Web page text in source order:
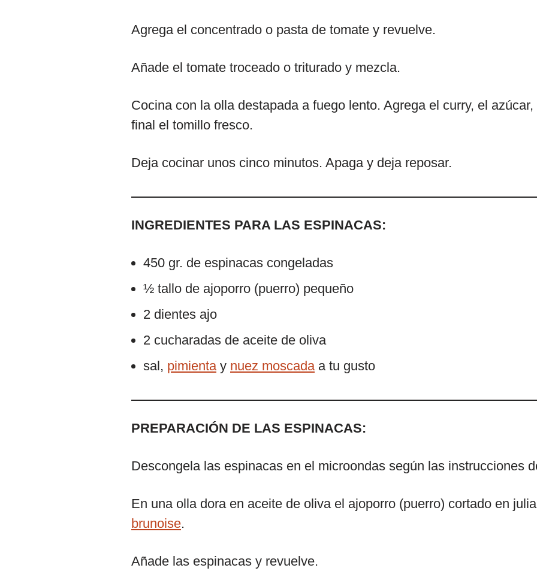
Agrega el concentrado o pasta de tomate y revuelve.
Añade el tomate troceado o triturado y mezcla.
Cocina con la olla destapada a fuego lento. Agrega el curry, el
final el tomillo fresco.
Deja cocinar unos cinco minutos. Apaga y deja reposar.
INGREDIENTES PARA LAS ESPINACAS:
450 gr. de espinacas congeladas
½ tallo de ajoporro (puerro) pequeño
2 dientes ajo
2 cucharadas de aceite de oliva
sal, pimientay nuez moscadaa tu gusto
PREPARACIÓN DE LAS ESPINACAS:
Descongela las espinacas en el microondas según las instrucciones
En una olla dora en aceite de oliva el ajoporro (puerro) cortado en
brunoise.
Añade las espinacas y revuelve.